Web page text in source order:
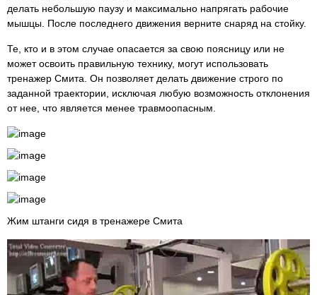
делать небольшую паузу и максимально напрягать рабочие
мышцы. После последнего движения верните снаряд на стойку.
Те, кто и в этом случае опасается за свою поясницу или не
может освоить правильную технику, могут использовать
тренажер Смита. Он позволяет делать движение строго по
заданной траектории, исключая любую возможность отклонения
от нее, что является менее травмоопасным.
Жим штанги сидя в тренажере Смита